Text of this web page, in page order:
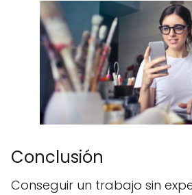
Conclusión
Conseguir un trabajo sin